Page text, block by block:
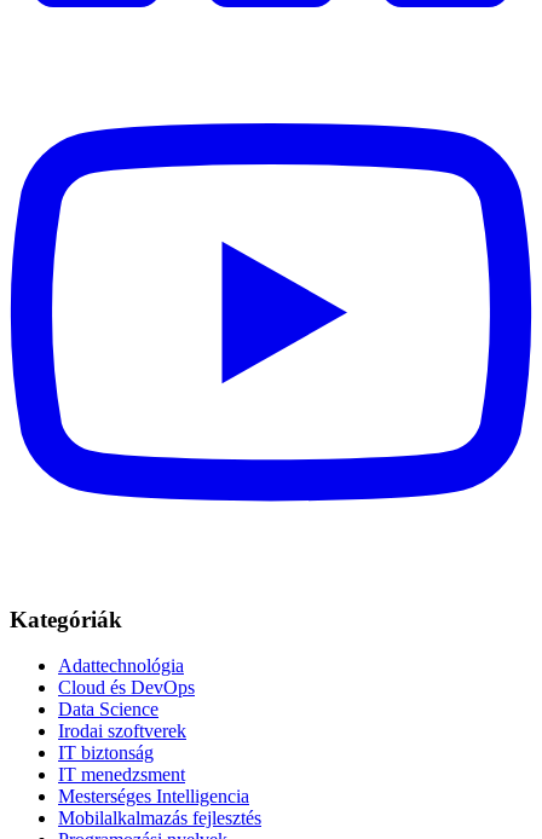
Kategóriák
Adattechnológia
Cloud és DevOps
Data Science
Irodai szoftverek
IT biztonság
IT menedzsment
Mesterséges Intelligencia
Mobilalkalmazás fejlesztés